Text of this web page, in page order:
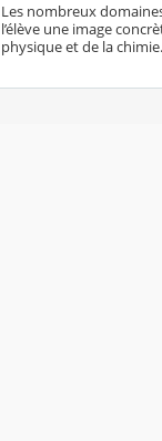
Les nombreux
l’élève une image
physique et de la chimie.